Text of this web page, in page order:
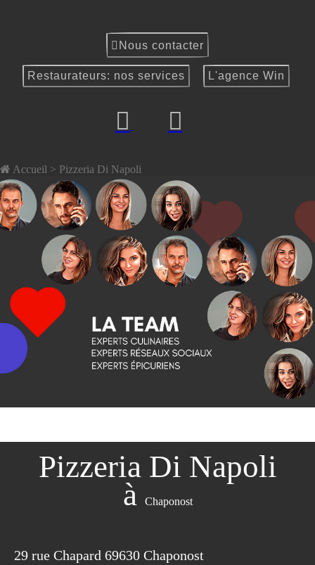
Nous contacter
Restaurateurs: nos services L'agence Win
Accueil > Pizzeria Di Napoli
Pizzeria Di Napoli
à
Chaponost
29 rue Chapard 69630 Chaponost